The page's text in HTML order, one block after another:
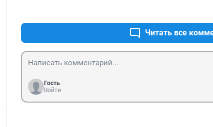
на что. Тогда любые катаклизмы будут меньше
Аргентину бежит и правильно делает - там
но хотя бы без зимы и вот такого климата =
Читать все
Гость
Войти